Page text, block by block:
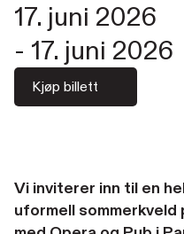
17. juni 2026
- 17. juni 2026
Kjøp billett
Vi inviterer inn til en
uformell